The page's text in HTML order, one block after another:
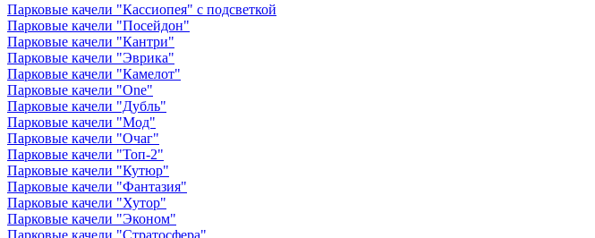
Парковые качели "Кассиопея" с подсветкой
Парковые качели "Посейдон"
Парковые качели "Кантри"
Парковые качели "Эврика"
Парковые качели "Камелот"
Парковые качели "One"
Парковые качели "Дубль"
Парковые качели "Мод"
Парковые качели "Очаг"
Парковые качели "Топ-2"
Парковые качели "Кутюр"
Парковые качели "Фантазия"
Парковые качели "Хутор"
Парковые качели "Эконом"
Парковые качели "Стратосфера"